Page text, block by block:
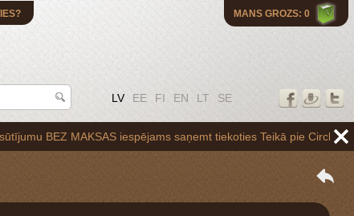
MANS GROZS: 0
LV EE FI EN LT SE
BEZ MAKSAS iespējams saņemt tiekoties Teikā pie Circle K